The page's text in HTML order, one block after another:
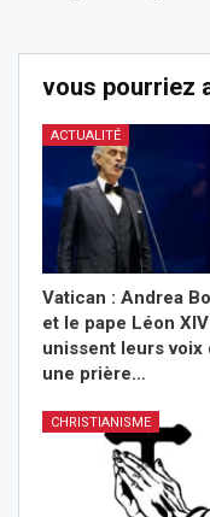
vous pourriez
ACTUALITÉ
Vatican : Andrea
et le pape Léon XIV
unissent leurs voix
une prière…
CHRISTIANISME